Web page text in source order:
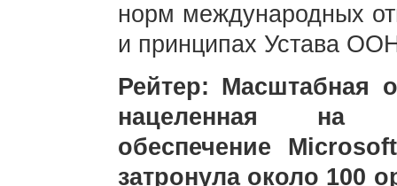
норм международных
и принципах Устава
Рейтер: Масштабная
нацеленная на
обеспечение
затронула около 100